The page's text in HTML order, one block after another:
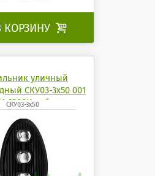
КОРЗИНУ 
уличный
СКУ03-3x50 001
6200K кобра
СКУ03-3x50